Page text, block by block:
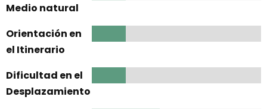
Medio natural
Orientación en
el Itinerario
Dificultad en el
Desplazamiento